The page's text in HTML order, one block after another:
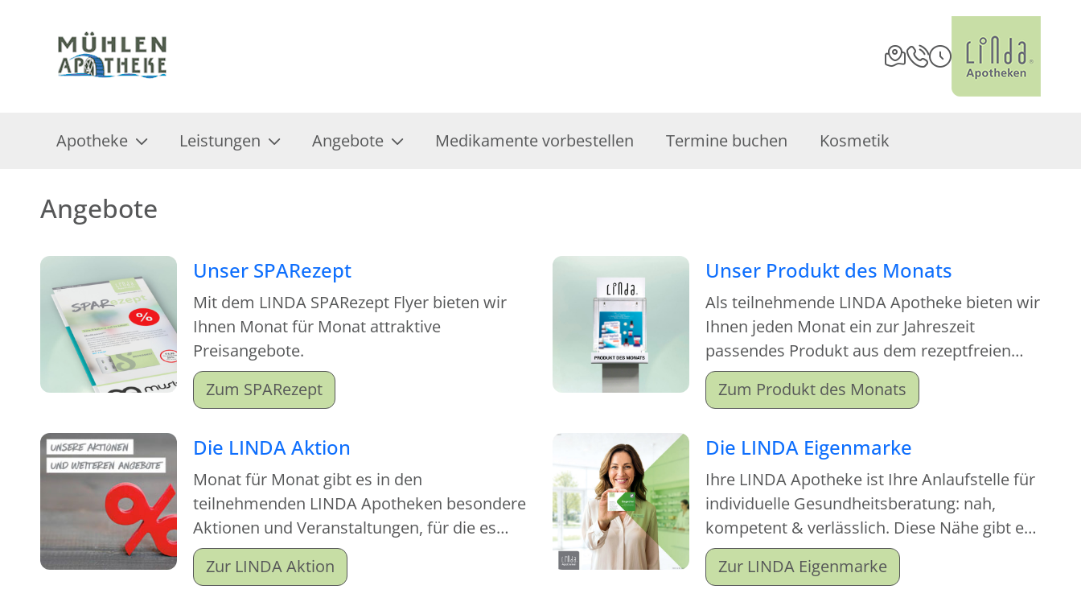
Apotheke Leistungen Angebote Medikamente vorbestellen Termine buchen Kosmetik
Angebote
Unser SPARezept
Mit dem LINDA SPARezept Flyer bieten wir
Ihnen Monat für Monat attraktive
Preisangebote.
Zum SPARezept
Unser Produkt des Monats
Als teilnehmende LINDA Apotheke bieten wir
Ihnen jeden Monat ein zur Jahreszeit
passendes Produkt aus dem rezeptfreien
Sortiment an. Beim Kauf dieses
Monatsproduktes erhalten Sie einen
Zum Produkt des Monats
Die LINDA Aktion
Monat für Monat gibt es in den
teilnehmenden LINDA Apotheken besondere
Aktionen und Veranstaltungen, für die es
sich lohnt, vorbeizukommen.
Zur LINDA Aktion
Die LINDA Eigenmarke
Ihre LINDA Apotheke ist Ihre Anlaufstelle für
individuelle Gesundheitsberatung: nah,
kompetent & verlässlich. Diese Nähe gibt es
jetzt auch für Ihre Hausapotheke!
Zur LINDA Eigenmarke